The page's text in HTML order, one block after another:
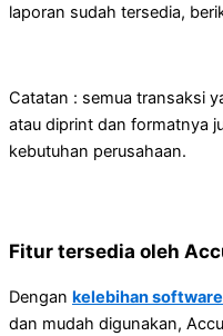
laporan sudah tersedia,
Catatan : semua transaksi
atau diprint dan formatnya
kebutuhan perusahaan.
Fitur tersedia oleh
Dengan kelebihan software
dan mudah digunakan,